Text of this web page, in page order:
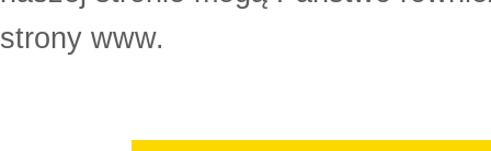
strony www.